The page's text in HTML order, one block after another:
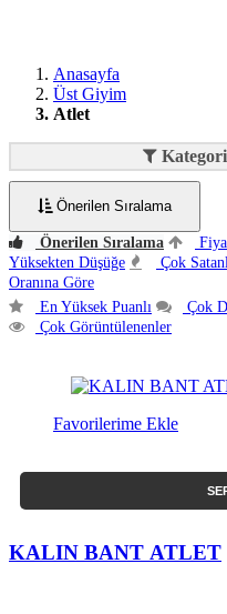
Anasayfa
Üst Giyim
Atlet
Kategori
Önerilen Sıralama
Önerilen Sıralama
Yüksekten Düşüğe
Çok
Oranına Göre
En Yüksek Puanlı
Çok
Çok Görüntülenenler
Favorilerime Ekle
KALIN BANT ATLET